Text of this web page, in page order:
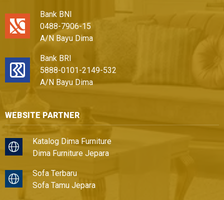
Bank BNI
0488-7906-15
A/N Bayu Dima
Bank BRI
5888-0101-2149-532
A/N Bayu Dima
WEBSITE PARTNER
Katalog Dima Furniture
Dima Furniture Jepara
Sofa Terbaru
Sofa Tamu Jepara